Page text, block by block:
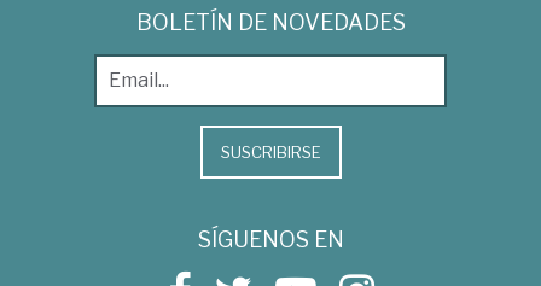
BOLETÍN DE NOVEDADES
SUSCRIBIRSE
SÍGUENOS EN